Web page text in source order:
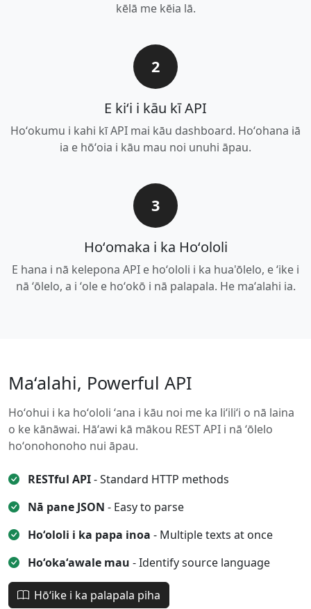
kēlā me kēia lā.
2
E kiʻi i kāu kī API
Hoʻokumu i kahi kī API mai kāu dashboard. Hoʻohana iā
ia e hōʻoia i kāu mau noi unuhi āpau.
3
Hoʻomaka i ka Hoʻololi
E hana i nā kelepona API e hoʻololi i ka hua'ōlelo, e ʻike i
nā ʻōlelo, a i ʻole e hoʻokō i nā palapala. He maʻalahi ia.
Maʻalahi, Powerful API
Hoʻohui i ka hoʻololi ʻana i kāu noi me ka liʻiliʻi o nā laina
o ke kānāwai. Hāʻawi kā mākou REST API i nā ʻōlelo
hoʻonohonoho nui āpau.
RESTful API- Standard HTTP methods
Nā pane JSON - Easy to parse
Hoʻololi i ka papa inoa - Multiple texts at once
Hoʻokaʻawale mau - Identify source language
Hōʻike i ka palapala piha